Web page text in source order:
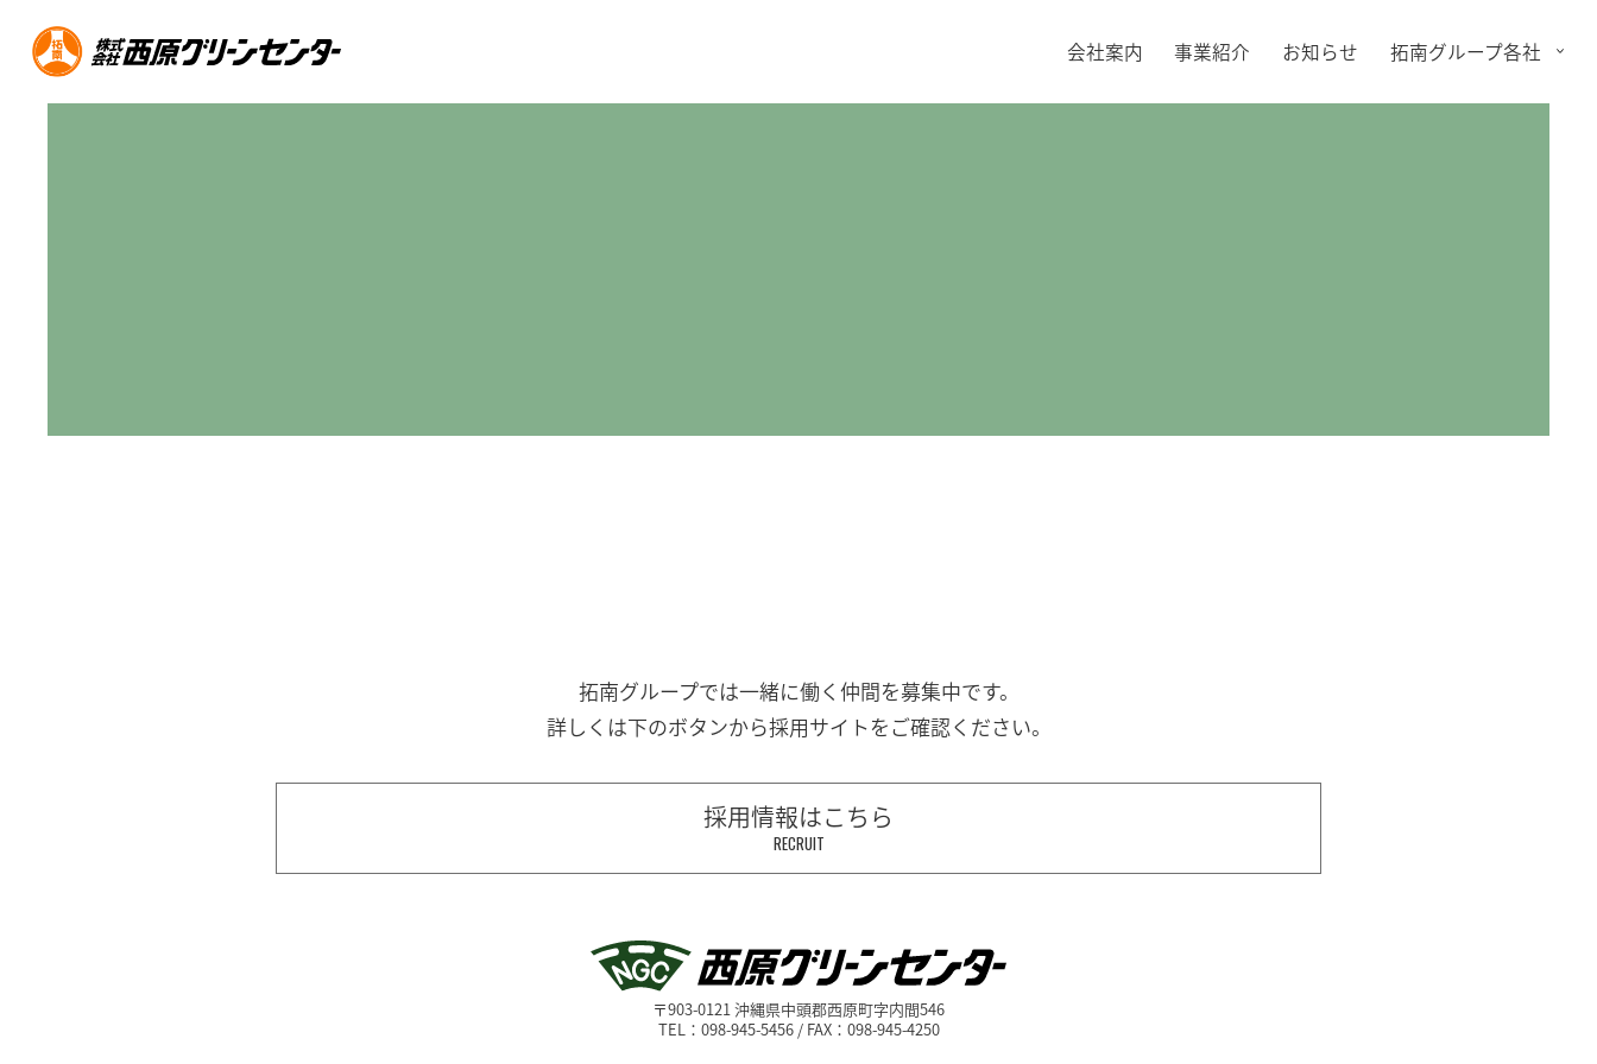
会社案内 事業紹介 お知らせ 拓南グループ各社
拓南グループでは一緒に働く 仲間を募集中です。
詳しくは下のボタンから採用サイトをご確認ください。
採用情報はこちら
RECRUIT
〒903-0121 沖縄県中頭郡西原町字内間546
TEL：098-945-5456 / FAX：098-945-4250